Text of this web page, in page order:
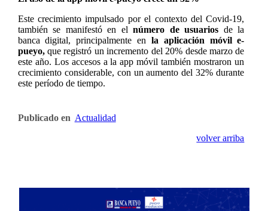
Este crecimiento impulsado por el contexto del Covid-19,
también se manifestó en elnúmero de usuarios de la
banca digital, principalmente en la aplicación móvil e-
pueyo,que registró un incremento del 20% desde marzo de
este año. Los accesos a la app móvil también mostraron un
crecimiento considerable, con un aumento del 32% durante
este período de tiempo.
Publicado en Actualidad
volver arriba